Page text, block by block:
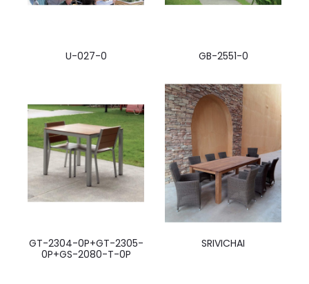
U-027-0 GB-2551-0
GT-2304-0P+GT-2305-
0P+GS-2080-T-0P
SRIVICHAI